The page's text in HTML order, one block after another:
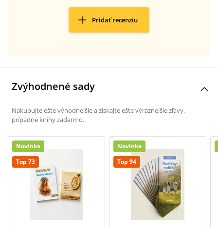
Pridať recenziu
Zvýhodnené sady
Nakupujte ešte výhodnejšie a získajte ešte výraznejšie zľavy,
prípadne knihy zadarmo.
Novinka
Top 73
Novinka
Top 94